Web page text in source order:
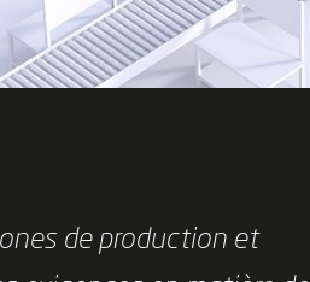
de production et